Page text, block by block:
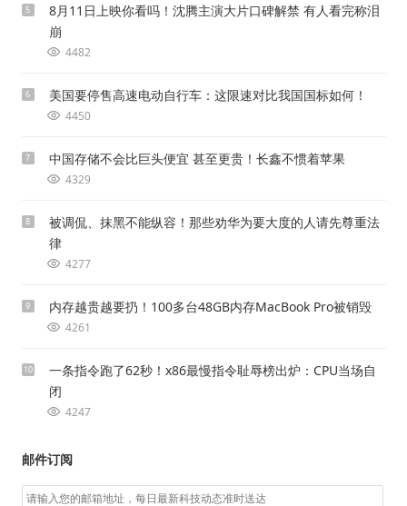
5
8月11日上映你看吗！沈腾主演大片口碑解禁 有人看完称泪
崩
4482
6 美国要停售高速电动自行车：这限速对比我国国标如何！
4450
7 中国存储不会比巨头便宜 甚至更贵！长鑫不惯着苹果
4329
8
被调侃、抹黑不能纵容！那些劝华为要大度的人请先尊重法
律
4277
9 内存越贵越要扔！100多台48GB内存MacBook Pro被销毁
4261
10
一条指令跑了62秒！x86最慢指令耻辱榜出炉：CPU当场自
闭
4247
邮件订阅